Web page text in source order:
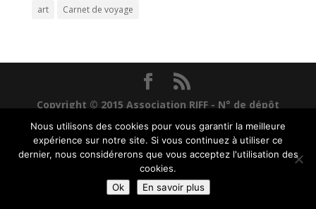
art Carnet de voyage
Copyright © 2015 Association RIFF - N° de dépôt
6I5099 -Mentions Légales
Nous utilisons des cookies pour vous garantir la meilleure
expérience sur notre site. Si vous continuez à utiliser ce
dernier, nous considérerons que vous acceptez l'utilisation des
cookies.
Ok
En savoir plus